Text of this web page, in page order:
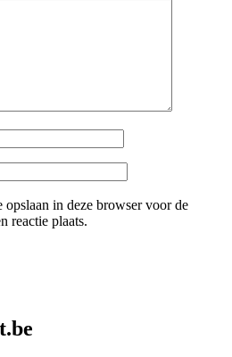
in deze browser voor de
reactie plaats.